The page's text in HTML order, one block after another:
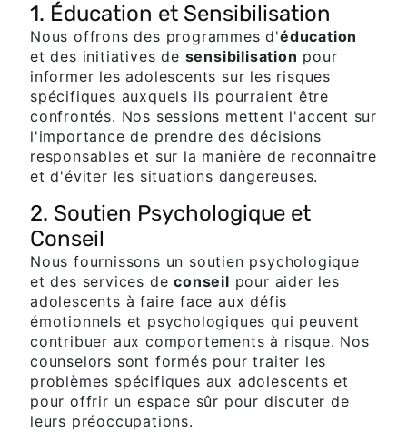
1. Éducation et Sensibilisation
Nous offrons des programmes d'éducation
et des initiatives de sensibilisation pour
informer les adolescents sur les risques
spécifiques auxquels ils pourraient être
confrontés. Nos sessions mettent l'accent sur
l'importance de prendre des décisions
responsables et sur la manière de reconnaître
et d'éviter les situations dangereuses.
2. Soutien Psychologique et
Conseil
Nous fournissons un soutien psychologique
et des services deconseil pour aider les
adolescents à faire face aux défis
émotionnels et psychologiques qui peuvent
contribuer aux comportements à risque. Nos
counselors sont formés pour traiter les
problèmes spécifiques aux adolescents et
pour offrir un espace sûr pour discuter de
leurs préoccupations.